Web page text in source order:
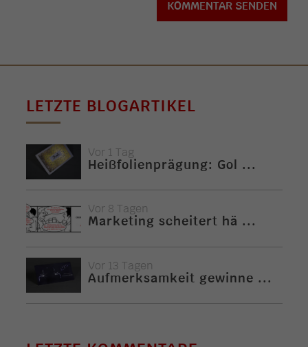
LETZTE BLOGARTIKEL
Vor 1 Tag
Heißfolienprägung: Gol ...
Vor 8 Tagen
Marketing scheitert hä ...
Vor 13 Tagen
Aufmerksamkeit gewinne ...